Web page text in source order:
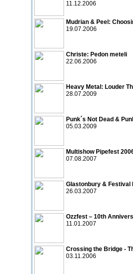
11.12.2006
Mudrian & Peel:
19.07.2006
Christe: Pedon meteli
22.06.2006
Heavy Metal: Louder
28.07.2009
Punk´s Not Dead &
05.03.2009
Multishow Pipefest
07.08.2007
Glastonbury & Festival
26.03.2007
Ozzfest – 10th
11.01.2007
Crossing the Bridge -
03.11.2006